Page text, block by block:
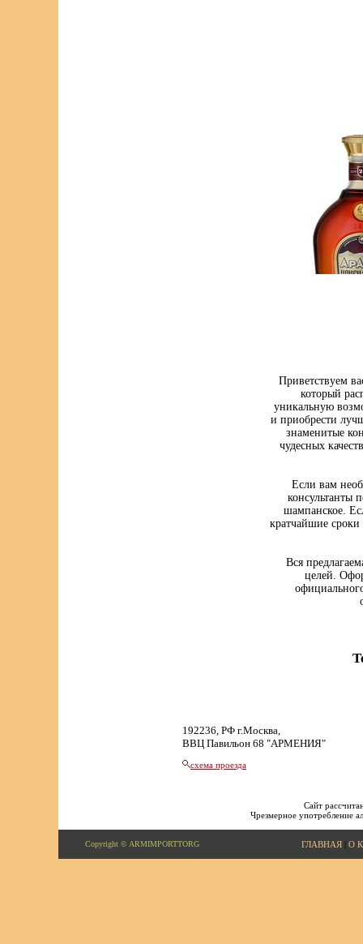
Приветствуем
который
уникальную
и приобрести
знаменитые
чудесных
Если вам
консультанты
шампанское.
кратчайшие
Вся
целей.
192236, РФ г.Москва,
ВВЦ Павильон 68 "АРМЕНИЯ"
схема проезда
Сайт
Чрезмерное употребление
Copyright © ARMIMPORTTORG ГЛАВНАЯ| О